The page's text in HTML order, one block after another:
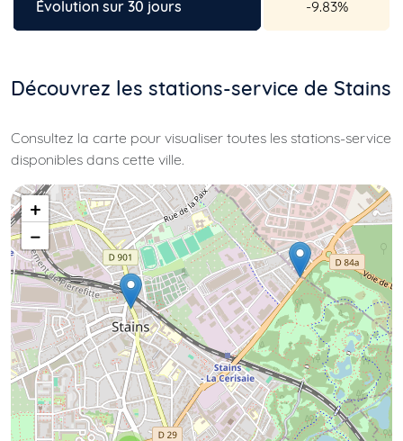
Évolution sur 30 jours -9.83%
Découvrez les stations-service de Stains
Consultez la carte pour visualiser toutes les stations-service
disponibles dans cette ville.
+
−